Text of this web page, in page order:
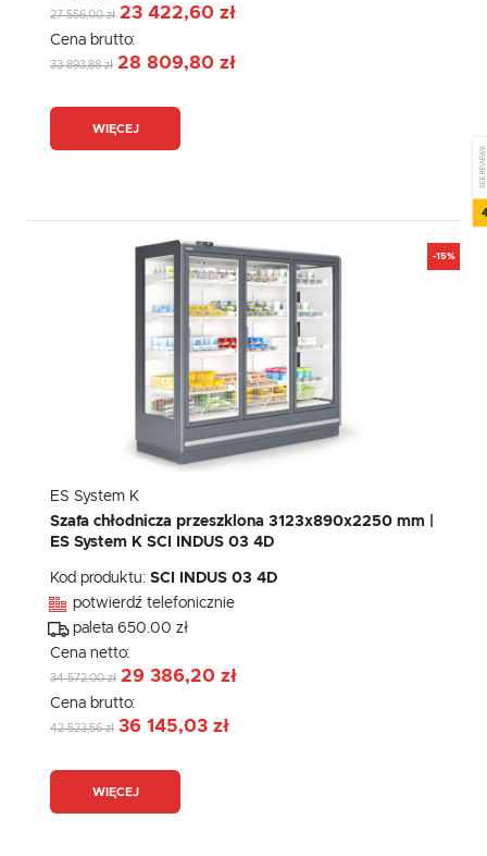
27 556,00 zł 23 422,60 zł
Cena brutto:
33 893,88 zł 28 809,80 zł
WIĘCEJ
-15%
ES System K
Szafa chłodnicza przeszklona 3123x890x2250 mm |
ES System K SCI INDUS 03 4D
Kod produktu: SCI INDUS 03 4D
potwierdź telefonicznie
paleta 650.00 zł
Cena netto:
34 572,00 zł 29 386,20 zł
Cena brutto:
42 523,56 zł 36 145,03 zł
WIĘCEJ
SEE REVIEWS